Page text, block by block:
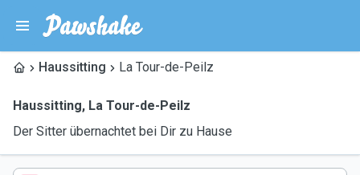
Haussitting La Tour-de-Peilz
Haussitting, La Tour-de-Peilz
Der Sitter übernachtet bei Dir zu Hause